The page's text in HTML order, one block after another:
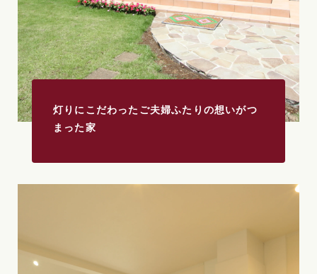
灯りにこだわったご夫婦ふたりの想いがつ
まった家